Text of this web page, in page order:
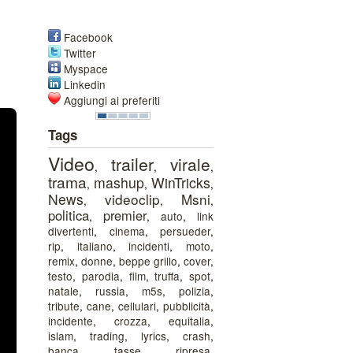
Facebook
Twitter
Myspace
Linkedin
Aggiungi ai preferiti
Tags
Video, trailer, virale,
trama, mashup, WinTricks,
News, videoclip, Msni,
politica, premier, auto, link
divertenti, cinema, persueder,
rip, italiano,incidenti, moto,
remix, donne, beppe grillo, cover,
testo, parodia, film,truffa, spot,
natale, russia, m5s, polizia,
tribute, cane, cellulari, pubblicità,
incidente, crozza, equitalia,
islam, trading, lyrics, crash,